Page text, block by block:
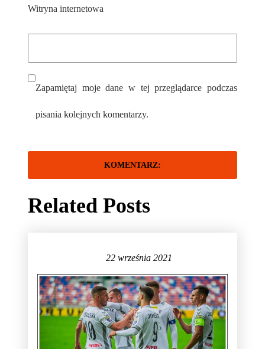
Witryna internetowa
Zapamiętaj moje dane w tej przeglądarce podczas
pisania kolejnych komentarzy.
Related Posts
22 września 2021